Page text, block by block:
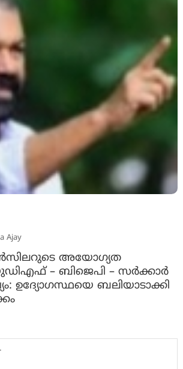
Ajay
അയോഗ്യത
– ബിജെപി – സർക്കാർ
ഉദ്യോഗസ്ഥയെ ബലിയാടാക്കി